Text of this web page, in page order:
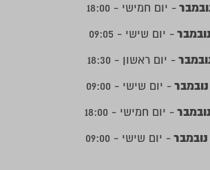
- יום חמישי - 18:00
- יום שישי - 09:05
- יום ראשון - 18:30
- יום שישי - 09:00
- יום חמישי - 18:00
- יום שישי - 09:00